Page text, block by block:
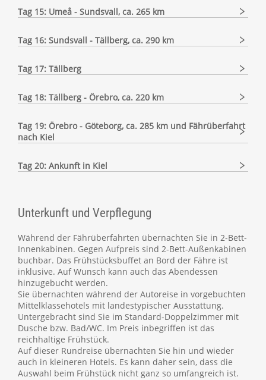
Tag 15: Umeå - Sundsvall, ca. 265 km
Tag 16: Sundsvall - Tällberg, ca. 290 km
Tag 17: Tällberg
Tag 18: Tällberg - Örebro, ca. 220 km
Tag 19: Örebro - Göteborg, ca. 285 km und Fährüberfahrt
nach Kiel
Tag 20: Ankunft in Kiel
Unterkunft und Verpflegung
Während der Fährüberfahrten übernachten Sie in 2-Bett-
Innenkabinen. Gegen Aufpreis sind 2-Bett-Außenkabinen
buchbar. Das Frühstücksbuffet an Bord der Fähre ist
inklusive. Auf Wunsch kann auch das Abendessen
hinzugebucht werden.
Sie übernachten während der Autoreise in vorgebuchten
Mittelklassehotels mit landestypischer Ausstattung.
Untergebracht sind Sie im Standard-Doppelzimmer mit
Dusche bzw. Bad/WC. Im Preis inbegriffen ist das
reichhaltige Frühstück.
Auf dieser Rundreise übernachten Sie hin und wieder
auch in kleineren Hotels. Es kann daher sein, dass die
Auswahl beim Frühstück nicht ganz so umfangreich ist.